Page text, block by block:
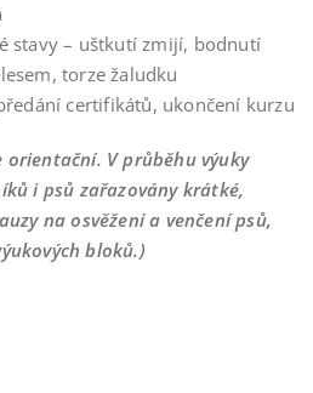
stavy – uštkutí zmijí, bodnutí
torze žaludku
certifikátů, ukončení kurzu
orientační. V průběhu výuky
i psů zařazovány krátké,
na osvěžení a venčení psů,
bloků.)